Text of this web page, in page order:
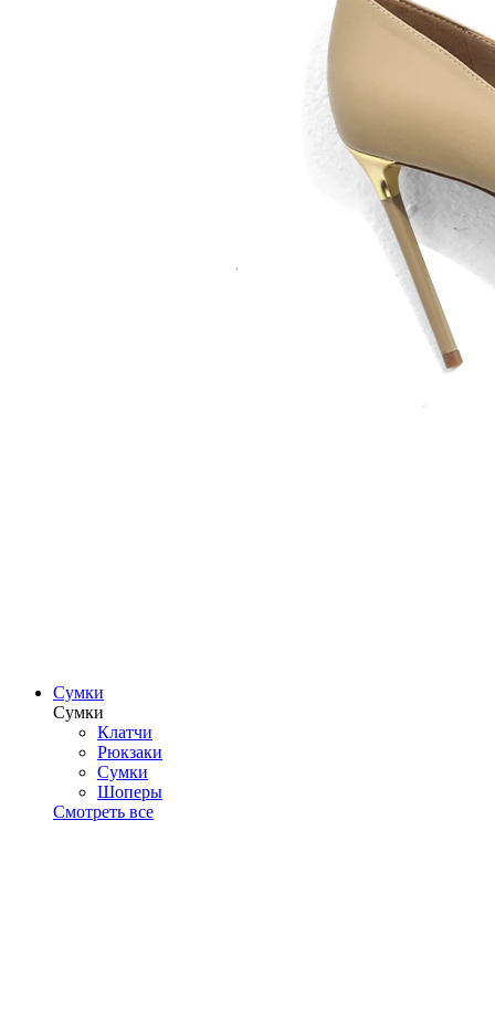
Сумки
Сумки
Клатчи
Рюкзаки
Сумки
Шоперы
Смотреть все